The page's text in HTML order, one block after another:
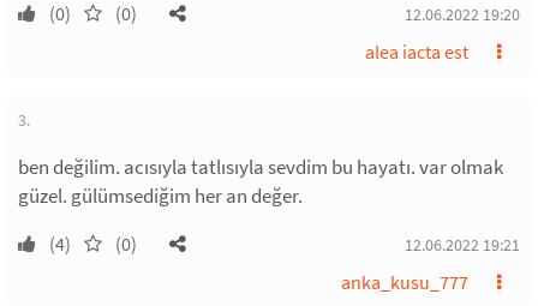
(0) (0) 12.06.2022 19:20
alea iacta est
3.
ben değilim. acısıyla tatlısıyla sevdim bu hayatı. var olmak
güzel. gülümsediğim her an değer.
(4) (0) 12.06.2022 19:21
anka_kusu_777